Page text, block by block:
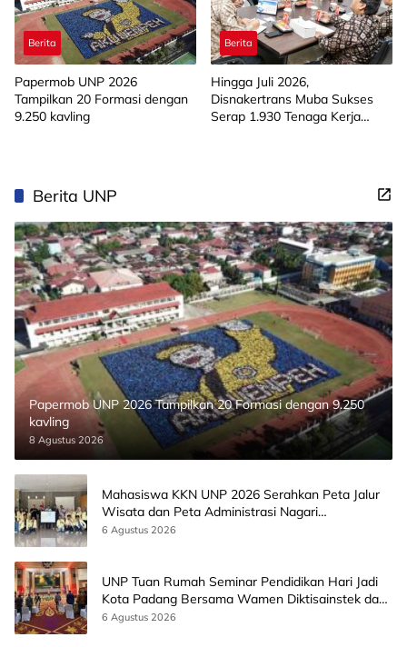
Berita
Papermob UNP 2026
Tampilkan 20 Formasi dengan
9.250 kavling
Berita
Hingga Juli 2026,
Disnakertrans Muba Sukses
Serap 1.930 Tenaga Kerja
Berita UNP
Papermob UNP 2026 Tampilkan 20 Formasi dengan 9.250
kavling
8 Agustus 2026
Mahasiswa KKN UNP 2026 Serahkan Peta Jalur
Wisata dan Peta Administrasi Nagari
Paninggahan
6 Agustus 2026
UNP Tuan Rumah Seminar Pendidikan Hari Jadi
Kota Padang Bersama Wamen Diktisainstek dan
CEO EMGS Malaysia
6 Agustus 2026